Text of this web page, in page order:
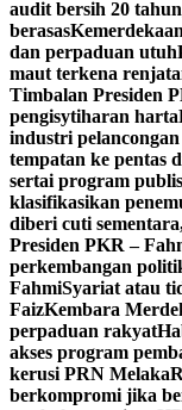
audit bersih 20
berasas
dan perpaduan utuh
maut terkena
Timbalan Presiden
pengisytiharan harta
industri
tempatan ke pentas
sertai program
klasifikasikan
diberi cuti
Presiden PKR –
perkembangan
FahmiSyariat atau
FaizKembara
perpaduan rakyat
akses program
kerusi PRN Melaka
berkompromi jika